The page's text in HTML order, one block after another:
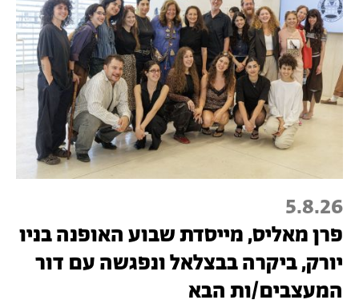
5.8.26
פרן מאליס, מייסדת שבוע האופנה בניו
יורק, ביקרה בבצלאל ונפגשה עם דור
המעצבים/ות הבא